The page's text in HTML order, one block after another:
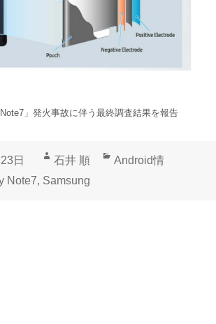
」発火事故に伴う最終調査結果を報告
日
作
成
石井 順
カ
Android情
Note7, Samsung